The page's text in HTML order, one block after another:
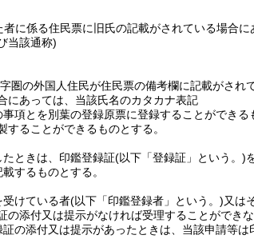
に係る住民票に旧氏の記載がされている場合
当該通称)
圏の外国人住民が住民票の備考欄に記載がさ
にあっては、当該氏名のカタカナ表記
項とを別葉の登録原票に登録することができる
することができるものとする。
ときは、印鑑登録証(以下「登録証」という。)
するものとする。
けている者(以下「印鑑登録者」という。)又は
の添付又は提示がなければ受理することができな
の添付又は提示があったときは、当該申請等は